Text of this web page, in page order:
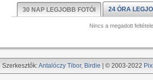
30 NAP LEGJOBB FOTÓI 24 ÓRA
Nincs a megadott
Szerkesztők:Antalóczy Tibor, Birdie | © 2003-2022